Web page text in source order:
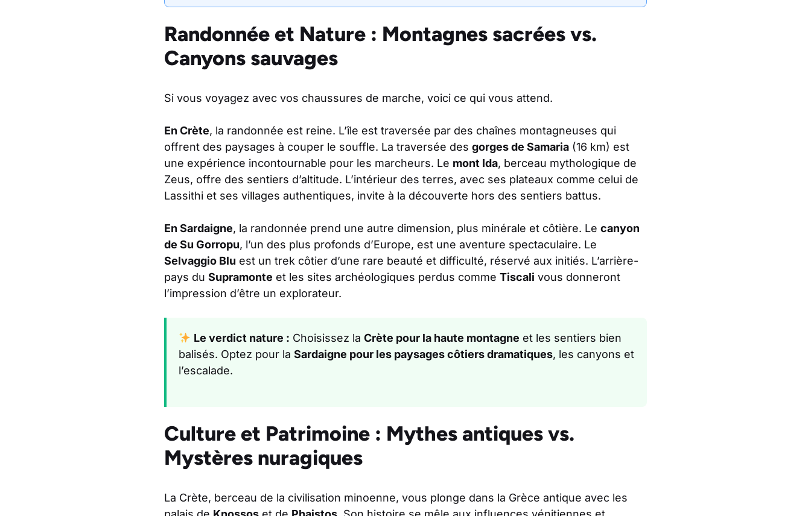
Randonnée et Nature : Montagnes sacrées vs.
Canyons sauvages
Si vous voyagez avec vos chaussures de marche, voici ce qui vous attend.
En Crète, la randonnée est reine. L’île est traversée par des chaînes montagneuses qui
offrent des paysages à couper le souffle. La traversée des gorges de Samaria (16 km) est
une expérience incontournable pour les marcheurs. Le mont Ida, berceau mythologique de
Zeus, offre des sentiers d’altitude. L’intérieur des terres, avec ses plateaux comme celui de
Lassithi et ses villages authentiques, invite à la découverte hors des sentiers battus.
En Sardaigne, la randonnée prend une autre dimension, plus minérale et côtière. Le canyon
de Su Gorropu, l’un des plus profonds d’Europe, est une aventure spectaculaire. Le
Selvaggio Blu est un trek côtier d’une rare beauté et difficulté, réservé aux initiés. L’arrière-
pays du Supramonte et les sites archéologiques perdus comme Tiscali vous donneront
l’impression d’être un explorateur.
Le verdict nature : Choisissez la Crète pour la haute montagne et les sentiers bien
balisés. Optez pour la Sardaigne pour les paysages côtiers dramatiques, les canyons et
l’escalade.
Culture et Patrimoine : Mythes antiques vs.
Mystères nuragiques
La Crète, berceau de la civilisation minoenne, vous plonge dans la Grèce antique avec les